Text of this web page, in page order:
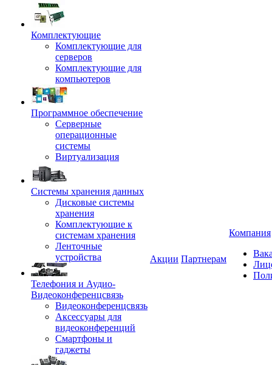
Комплектующие
Комплектующие для
серверов
Комплектующие для
компьютеров
Программное обеспечение
Серверные
операционные
системы
Виртуализация
Системы хранения данных
Дисковые системы
хранения
Комплектующие к
системам хранения
Ленточные
устройства
Телефония и Аудио-
Видеоконференцсвязь
Видеоконференцсвязь
Аксессуары для
видеоконференций
Смартфоны и
гаджеты
Акции Партнерам
Компания